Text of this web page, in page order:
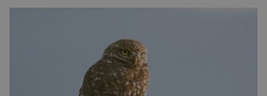
Skutečně nepřehání? Pokud se podrobněji
podíváme na ochranu jejich elektrokol
Electrified S2 a X2, pak je […]